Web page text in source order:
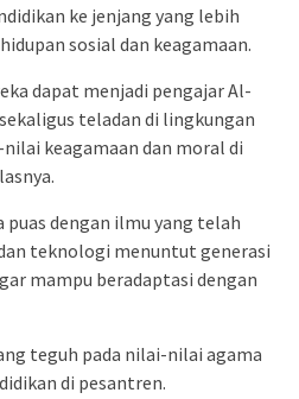
ke jenjang yang lebih
sosial dan keagamaan.
dapat menjadi pengajar Al-
teladan di lingkungan
keagamaan dan moral di
dengan ilmu yang telah
teknologi menuntut generasi
mampu beradaptasi dengan
teguh pada nilai-nilai agama
di pesantren.